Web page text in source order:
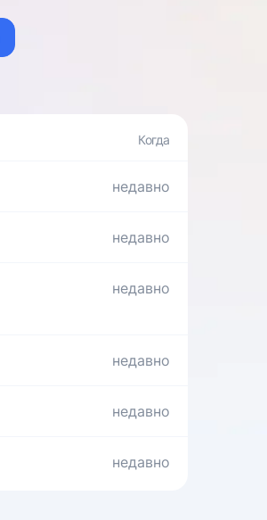
недавно
недавно
недавно
недавно
недавно
недавно